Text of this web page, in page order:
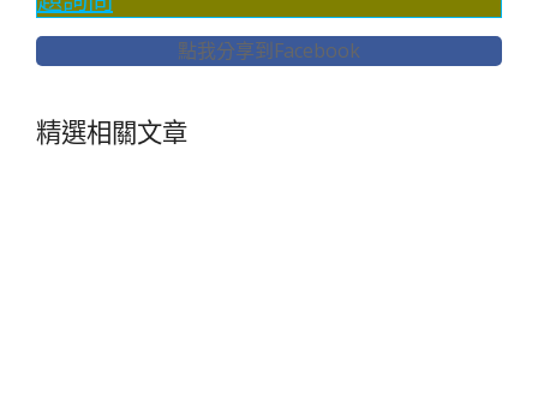
點我分享到Facebook
精選相關文章